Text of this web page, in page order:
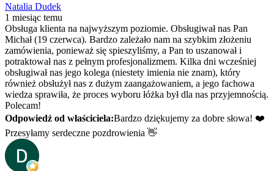
Natalia Dudek
1 miesiąc temu
Obsługa klienta na najwyższym poziomie. Obsługiwał nas Pan
Michał (19 czerwca). Bardzo zależało nam na szybkim złożeniu
zamówienia, ponieważ się spieszyliśmy, a Pan to uszanował i
potraktował nas z pełnym profesjonalizmem. Kilka dni wcześniej
obsługiwał nas jego kolega (niestety imienia nie znam), który
również obsłużył nas z dużym zaangażowaniem, a jego fachowa
wiedza sprawiła, że proces wyboru łóżka był dla nas przyjemnością.
Polecam!
Odpowiedź od właściciela:Bardzo dziękujemy za dobre słowa! ❤️
Przesyłamy serdeczne pozdrowienia 👋